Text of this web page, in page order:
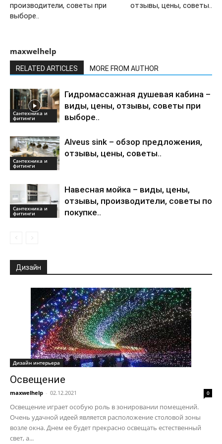
производители, советы при
выборе..
отзывы, цены, советы..
maxwelhelp
RELATED ARTICLES MORE FROM AUTHOR
Сантехника и
фитинги
Гидромассажная душевая кабина –
виды, цены, отзывы, советы при
выборе..
Сантехника и
фитинги
Alveus sink – обзор предложения,
отзывы, цены, советы..
Сантехника и
фитинги
Навесная мойка – виды, цены,
отзывы, производители, советы по
покупке..
Дизайн
Дизайн интерьера
Освещение
maxwelhelp - 02.12.2021 0
Освещение играет особую роль в зонировании помещений.
Очень удачной идеей является расположение столовой зоны
возле окна. Днем ее будет прекрасно освещать естественный
свет, а...